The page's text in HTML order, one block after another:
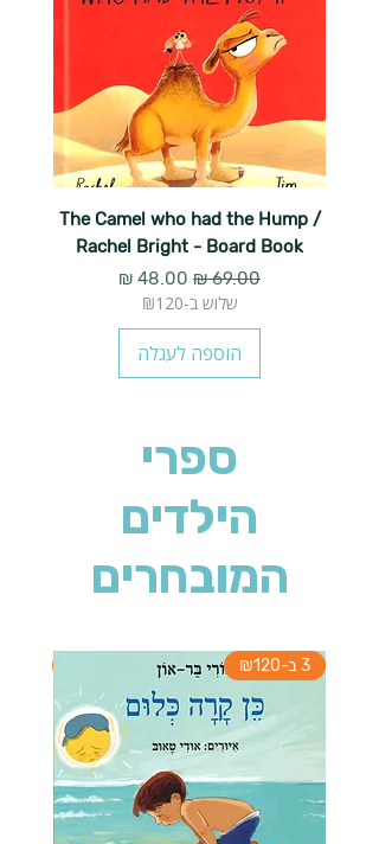
The Camel who had the Hump /
Rachel Bright - Board Book
מחיר רגיל מחיר מבצע
שלוש ב-₪120
הוספה לעגלה
ספרי
הילדים
המובחרים
3 ב-₪120